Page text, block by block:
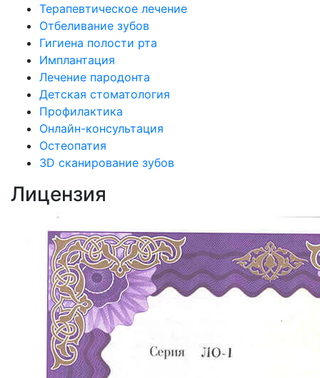
Терапевтическое лечение
Отбеливание зубов
Гигиена полости рта
Имплантация
Лечение пародонта
Детская стоматология
Профилактика
Онлайн-консультация
Остеопатия
3D сканирование зубов
Лицензия